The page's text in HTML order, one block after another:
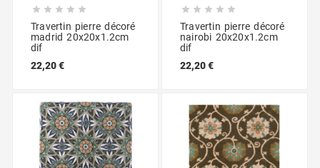
    
Travertin pierre décoré
madrid 20x20x1.2cm
dif
22,20 €
    
Travertin pierre décoré
nairobi 20x20x1.2cm
dif
22,20 €